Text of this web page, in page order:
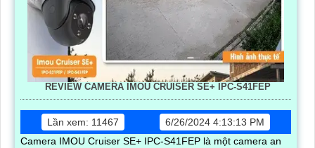
REVIEW CAMERA IMOU CRUISER SE+ IPC-S41FEP
Lần xem: 11467
6/26/2024 4:13:13 PM
Camera IMOU Cruiser SE+ IPC-S41FEP là một camera an